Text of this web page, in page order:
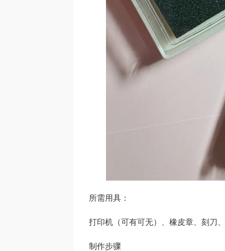
所需用具：
打印机（可有可无）、橡皮章、刻刀
制作步骤